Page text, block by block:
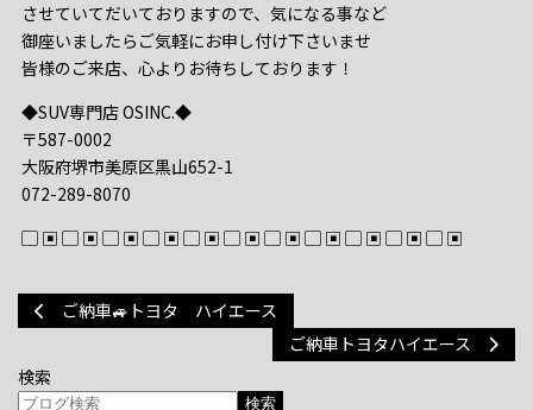
させていてだいておりますので、気になる事など
御座いましたらご気軽にお申し付け下さいませ
皆様のご来店、心よりお待ちしております！
◆SUV専門店 OSINC.◆
〒587-0002
大阪府堺市美原区黒山652-1
072-289-8070
▢ ▣ ▢ ▣ ▢ ▣ ▢ ▣ ▢ ▣ ▢ ▣ ▢ ▣ ▢ ▣ ▢ ▣ ▢ ▣ ▢ ▣
ご納車🚙トヨタ ハイエース
ご納車トヨタハイエース
検索
検索